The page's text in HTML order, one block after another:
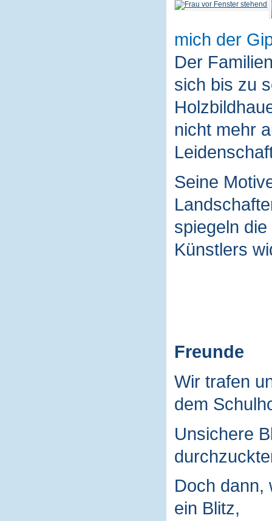
mich der
Der
sich bis zu
nicht mehr
Seine
spiegeln
Künstlers
Freunde
Wir trafen
dem
Unsichere
Doch dann,
ein Blitz,